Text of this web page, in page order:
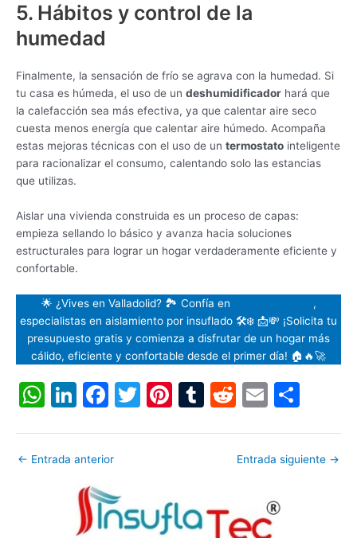
5. Hábitos y control de la
humedad
Finalmente, la sensación de frío se agrava con la humedad. Si
tu casa es húmeda, el uso de un deshumidificador hará que
la calefacción sea más efectiva, ya que calentar aire seco
cuesta menos energía que calentar aire húmedo. Acompaña
estas mejoras técnicas con el uso de un termostato inteligente
para racionalizar el consumo, calentando solo las estancias
que utilizas.
Aislar una vivienda construida es un proceso de capas:
empieza sellando lo básico y avanza hacia soluciones
estructurales para lograr un hogar verdaderamente eficiente y
confortable.
🌟 ¿Vives en Valladolid? 🏞️ Confía en
,
especialistas en aislamiento por insuflado 🛠️❄️ 📩💸 ¡Solicita tu
presupuesto gratis y comienza a disfrutar de un hogar más
cálido, eficiente y confortable desde el primer día! 🏠🔥🚀
W
s
Li
e
dI
n
F
e
b
o
T
Pi
st
T
R
di
E
l
p
← Entrada anterior Entrada siguiente →